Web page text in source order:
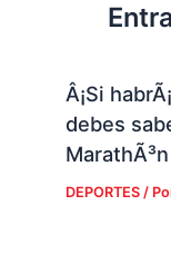
Â¡Si
debes
DEPORTES/